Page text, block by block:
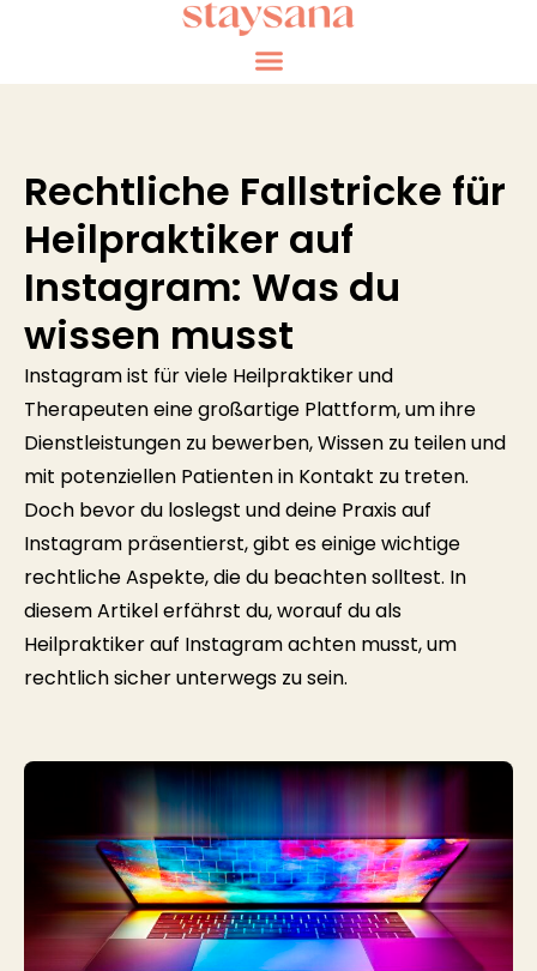
Rechtliche Fallstricke für
Heilpraktiker auf
Instagram: Was du
wissen musst
Instagram ist für viele Heilpraktiker und
Therapeuten eine großartige Plattform, um ihre
Dienstleistungen zu bewerben, Wissen zu teilen und
mit potenziellen Patienten in Kontakt zu treten.
Doch bevor du loslegst und deine Praxis auf
Instagram präsentierst, gibt es einige wichtige
rechtliche Aspekte, die du beachten solltest. In
diesem Artikel erfährst du, worauf du als
Heilpraktiker auf Instagram achten musst, um
rechtlich sicher unterwegs zu sein.